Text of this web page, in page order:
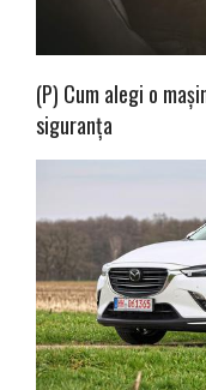
(P) Cum alegi o
siguranța